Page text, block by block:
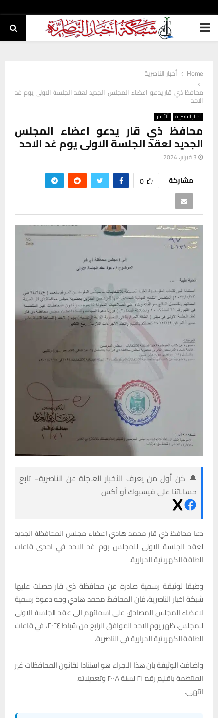
PRIMARY
Home
أخبار الناصرية
محافظ ذي قار يدعو اعضاء المجلس الجديد لعقد الجلسة الاولى يوم غد
الاحد
أخبار الناصرية ألأخبار
محافظ ذي قار يدعو اعضاء المجلس
الجديد لعقد الجلسة الاولى يوم غد الاحد
3 فبراير، 2024
مشاركة 0
🔔 كن أول من يعرف الأخبار العاجلة عن الناصرية– تابع
حساباتنا على فيسبوك أو أكس
دعا محافظ ذي قار محمد هادي اعضاء مجلس المحافظة الجديد
لعقد الجلسة الاولى للمجلس يوم غد الاحد في احدى قاعات
الطاقة الكهربائية الحرارية.
وطبقا لوثيقة رسمية صادرة عن محافظة ذي قار حصلت عليها
شبكة اخبار الناصرية، فان المحافظ محمد هادي وجه دعوة رسمية
لاعضاء المجلس المصادق على اسمائهم الى عقد الجلسة الاولى
للمجلس، ظهر يوم الاحد الموافق الرابع من شباط ٢٠٢٤، في قاعات
الطاقة الكهربائية الحرارية في الناصرية.
واضافت الوثيقة بان هذا الاجراء هو استنادا لقانون المحافظات غير
المنتظمة باقليم رقم ٢١ لسنة ٢٠٠٨ وتعديلاته.
انتهى.